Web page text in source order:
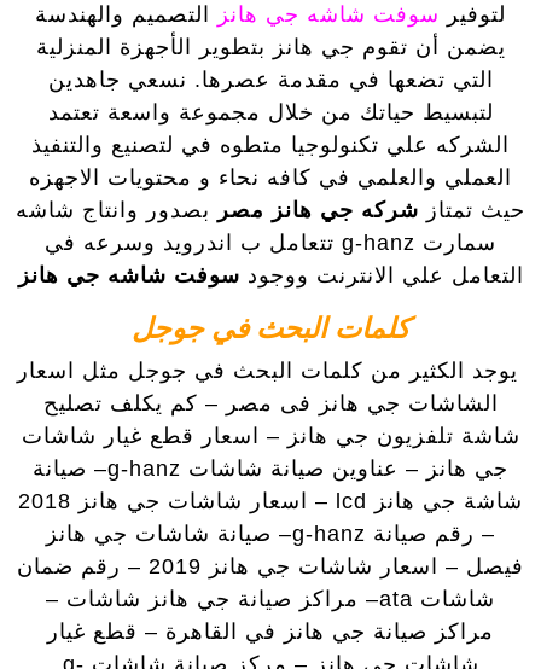
لتوفير سوفت شاشه جي هانز التصميم والهندسة
يضمن أن تقوم جي هانز بتطوير الأجهزة المنزلية
التي تضعها في مقدمة عصرها. نسعي جاهدين
لتبسيط حياتك من خلال مجموعة واسعة تعتمد
الشركه علي تكنولوجيا متطوه في لتصنيع والتنفيذ
العملي والعلمي في كافه نحاء و محتويات الاجهزه
حيث تمتاز شركه جي هانز مصر
بصدور وانتاج شاشه
سمارت g-hanz تتعامل ب اندرويد وسرعه في
التعامل علي الانترنت ووجود سوفت شاشه جي هانز
كلمات البحث في جوجل
يوجد الكثير من كلمات البحث في جوجل مثل اسعار
الشاشات جي هانز فى مصر – كم يكلف تصليح
شاشة تلفزيون جي هانز – اسعار قطع غيار شاشات
جي هانز – عناوين صيانة شاشات g-hanz– صيانة
شاشة جي هانز lcd – اسعار شاشات جي هانز 2018
– رقم صيانة g-hanz– صيانة شاشات جي هانز
فيصل – اسعار شاشات جي هانز 2019 – رقم ضمان
شاشات ata– مراكز صيانة جي هانز شاشات –
مراكز صيانة جي هانز في القاهرة – قطع غيار
شاشات جي هانز – مركز صيانة شاشات g-